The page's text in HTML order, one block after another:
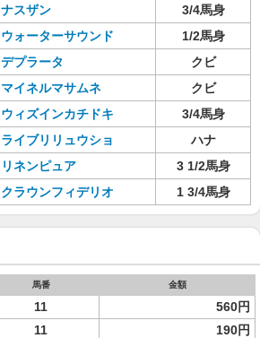
ナスザン
3/4馬身
ウォーターサウンド
1/2馬身
デプラータ
クビ
マイネルマサムネ
クビ
ウィズインカチドキ
3/4馬身
ライブリリュウショ
ハナ
リネンピュア
3 1/2馬身
クラウンフィデリオ 1 3/4馬身
馬番 金額
11 560円
11
190円